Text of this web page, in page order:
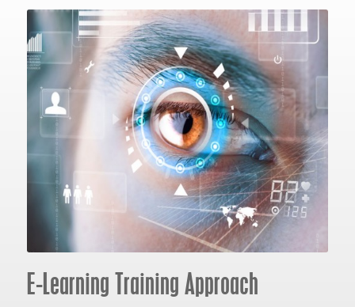
E-Learning Training Approach